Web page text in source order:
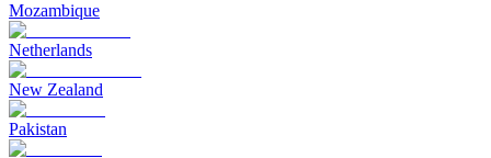
Mozambique
Netherlands
New Zealand
Pakistan